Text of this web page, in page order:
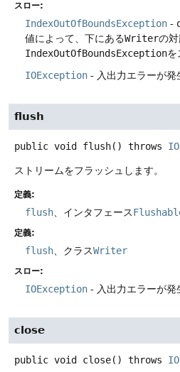
スロー:
IndexOutOfBoundsException -
値によって、下にあるWriterの
IndexOutOfBoundsExceptionを
IOException - 入出力エラーが発
flush
public void flush() throws
ストリームをフラッシュします。
定義:
flush 、インタフェース
定義:
flush 、クラスWriter
スロー:
IOException - 入出力エラーが発
close
public void close() throws